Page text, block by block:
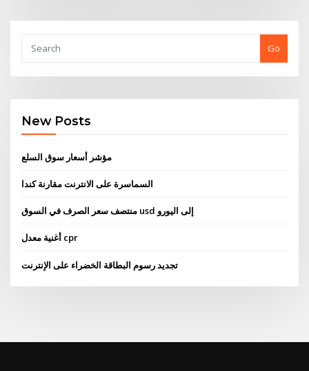
Go
New Posts
مؤشر أسعار سوق السلع
السماسرة على الانترنت مقارنة كندا
منتصف سعر الصرف في السوق usd إلى اليورو
أغنية معدل cpr
تجديد رسوم البطاقة الخضراء على الإنترنت